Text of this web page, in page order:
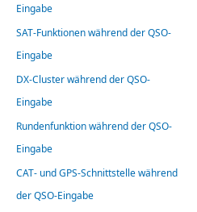
Eingabe
SAT-Funktionen während der QSO-
Eingabe
DX-Cluster während der QSO-
Eingabe
Rundenfunktion während der QSO-
Eingabe
CAT- und GPS-Schnittstelle während
der QSO-Eingabe